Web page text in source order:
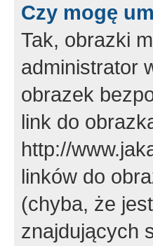
Czy mogę
Tak, obrazki
administrator
obrazek
link do
http://
linków do
(chyba, że
znajdujących